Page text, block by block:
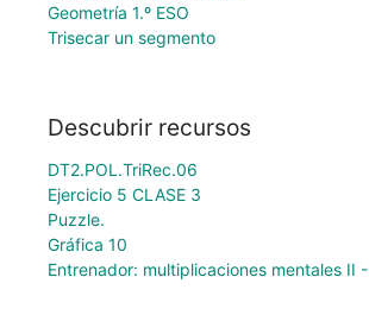
Geometría 1.º ESO
Trisecar un segmento
Descubrir recursos
DT2.POL.TriRec.06
Ejercicio 5 CLASE 3
Puzzle.
Gráfica 10
Entrenador: multiplicaciones mentales II